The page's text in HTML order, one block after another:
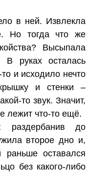
в ней. Извлекла
Но тогда что же
Высыпала
В руках осталась
и исходило нечто
и стенки –
то звук. Значит,
лежит что-то ещё.
раздербанив до
второе дно и,
раньше оставался
без какого-либо